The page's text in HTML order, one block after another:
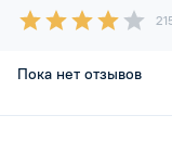
Пока нет отзывов